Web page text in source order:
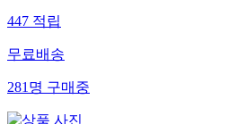
447 적립
무료배송
281 명 구매중